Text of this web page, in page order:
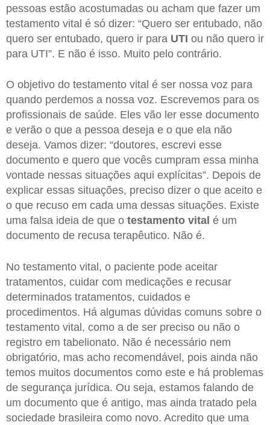
pessoas estão acostumadas ou acham que fazer um
testamento vital é só dizer: “Quero ser entubado, não
quero ser entubado, quero ir para UTI ou não quero ir
para UTI”. E não é isso. Muito pelo contrário.
O objetivo do testamento vital é ser nossa voz para
quando perdemos a nossa voz. Escrevemos para os
profissionais de saúde. Eles vão ler esse documento
e verão o que a pessoa deseja e o que ela não
deseja. Vamos dizer: “doutores, escrevi esse
documento e quero que vocês cumpram essa minha
vontade nessas situações aqui explícitas”. Depois de
explicar essas situações, preciso dizer o que aceito e
o que recuso em cada uma dessas situações. Existe
uma falsa ideia de que o testamento vital é um
documento de recusa terapêutico. Não é.
No testamento vital, o paciente pode aceitar
tratamentos, cuidar com medicações e recusar
determinados tratamentos, cuidados e
procedimentos. Há algumas dúvidas comuns sobre o
testamento vital, como a de ser preciso ou não o
registro em tabelionato. Não é necessário nem
obrigatório, mas acho recomendável, pois ainda não
temos muitos documentos como este e há problemas
de segurança jurídica. Ou seja, estamos falando de
um documento que é antigo, mas ainda tratado pela
sociedade brasileira como novo. Acredito que uma